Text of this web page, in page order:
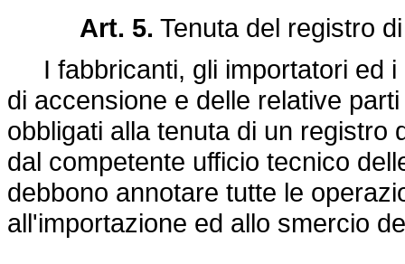
Art. 5. Tenuta del registro
I fabbricanti, gli importatori ed i
di accensione e delle relative
obbligati alla tenuta di un registro
dal competente ufficio tecnico
debbono annotare tutte le
all'importazione ed allo smercio